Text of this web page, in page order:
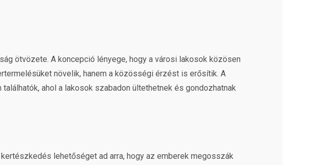
ötvözete. A koncepció lényege, hogy a városi lakosok közösen
növelik, hanem a közösségi érzést is erősítik. A
ahol a lakosok szabadon ültethetnek és gondozhatnak
lehetőséget ad arra, hogy az emberek megosszák